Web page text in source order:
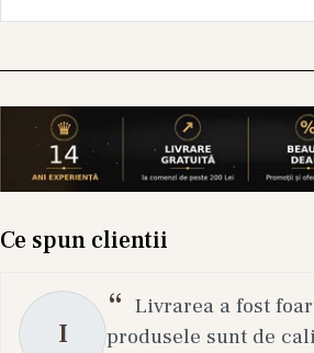
Ce spun clientii
I
Livrarea a fost
produsele sunt de